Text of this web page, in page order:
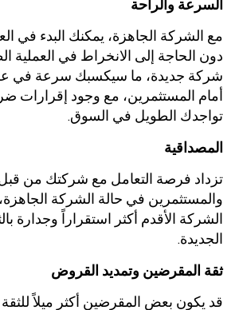
السرعة والراحة
مع الشركة الجاهزة، يمكنك البدء في
دون الحاجة إلى الانخراط في العملية
شركة جديدة، ما سيكسبك سرعة
أمام المستثمرين، مع وجود إقرارات
تواجدك الطويل في السوق.
المصداقية
تزداد فرصة التعامل مع شركتك من قبل
والمستثمرين في حالة الشركة
الشركة الأقدم أكثر استقراراً وجدارة
الجديدة.
ثقة المقرضين وتمديد القروض
قد يكون بعض المقرضين أكثر ميلاً للثقة